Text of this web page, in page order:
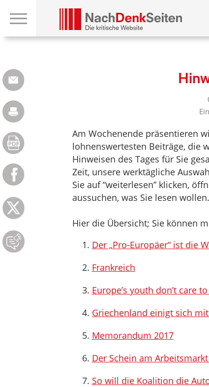
Am Wochenende präsentieren
lohnenswertesten Beiträge, die
Hinweisen des Tages für Sie
Zeit, unsere werktägliche
Sie auf “weiterlesen” klicken,
aussuchen, was Sie lesen wollen.
Hier die Übersicht; Sie können
Der „Pro-Europäer“ ist die
Frankreich
Europe’s youth don’t care
Griechenland einigt sich
Memorandum 2017
Der Schein am
So will die Koalition die